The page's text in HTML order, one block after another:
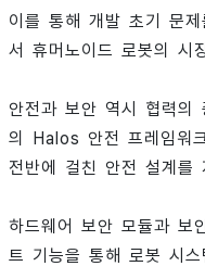
이를 통해 개발 초기 문제
서 휴머노이드 로봇의 시
안전과 보안 역시 협력의
의 Halos 안전 프레임워
전반에 걸친 안전 설계를
하드웨어 보안 모듈과 보
트 기능을 통해 로봇 시